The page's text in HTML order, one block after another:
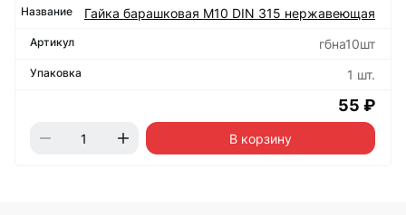
Гайка барашковая М10 DIN 315 нержавеющая
гбна10шт
1 шт.
55 ₽
В корзину